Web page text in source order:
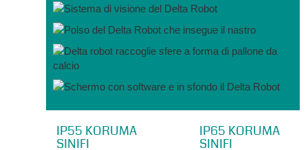
IP55 KORUMA
SINIFI
IP65 KORUMA
SINIFI